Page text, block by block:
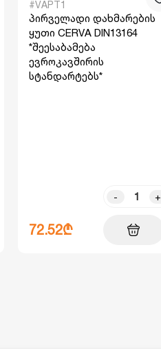
#VAPT1
პირველადი დახმარების
ყუთი CERVA DIN13164
*შეესაბამება
ევროკავშირის
სტანდარტებს*
- +
72.52₾